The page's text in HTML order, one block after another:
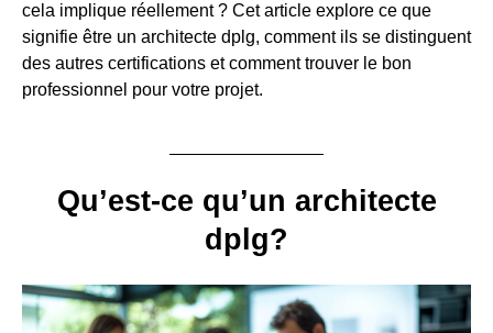
cela implique réellement ? Cet article explore ce que
signifie être un architecte dplg, comment ils se distinguent
des autres certifications et comment trouver le bon
professionnel pour votre projet.
Qu’est-ce qu’un architecte
dplg?